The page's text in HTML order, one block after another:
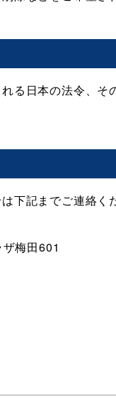
る日本の法令、
下記までご連絡く
梅田601